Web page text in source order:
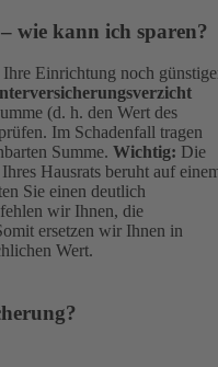
wie kann ich sparen?
Einrichtung noch
(d. h. den Wert des
Im Schadenfall tragen
Summe. Wichtig: Die
Hausrats beruht auf
Sie einen deutlich
wir Ihnen, die
ersetzen wir Ihnen in
Wert.